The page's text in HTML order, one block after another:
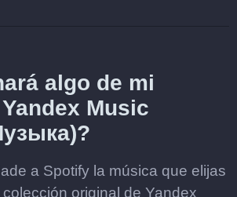
algo de mi
Music
a Spotify la música que elijas
original de Yandex